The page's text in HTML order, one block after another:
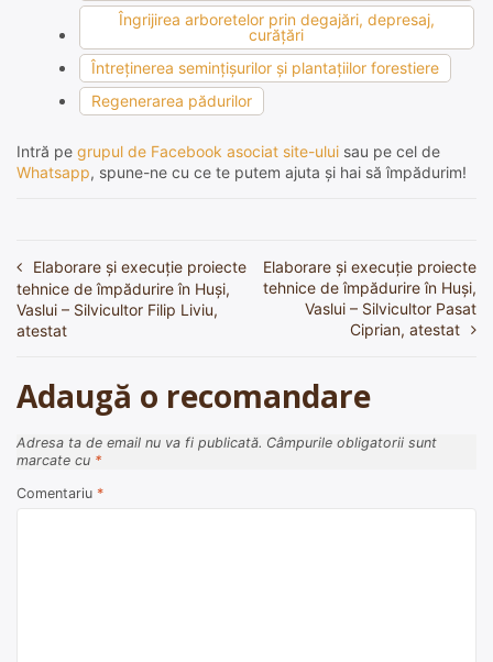
Îngrijirea arboretelor prin degajări, depresaj,
curăţări
Întreţinerea seminţişurilor şi plantaţiilor forestiere
Regenerarea pădurilor
Intră pe grupul de Facebook asociat site-ului sau pe cel de
Whatsapp, spune-ne cu ce te putem ajuta și hai să împădurim!
Navigare
în
articole
Elaborare și execuție proiecte
tehnice de împădurire în Huşi,
Vaslui – Silvicultor Filip Liviu,
atestat
Elaborare și execuție proiecte
tehnice de împădurire în Huşi,
Vaslui – Silvicultor Pasat
Ciprian, atestat
Adaugă o recomandare
Adresa ta de email nu va fi publicată. Câmpurile obligatorii sunt
marcate cu *
Comentariu *